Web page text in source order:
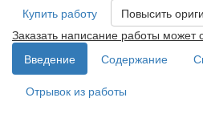
Купить работу
Повысить
Заказать написание работы может
Введение
Содержание
Отрывок из работы